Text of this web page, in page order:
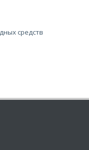
средств